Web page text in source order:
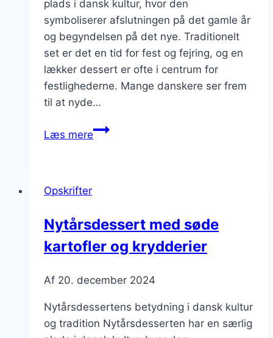
plads i dansk kultur, hvor den
symboliserer afslutningen på det gamle år
og begyndelsen på det nye. Traditionelt
set er det en tid for fest og fejring, og en
lækker dessert er ofte i centrum for
festlighederne. Mange danskere ser frem
til at nyde…
Læs mereNytårsdessert
Opskrifter
Nytårsdessert med søde
kartofler og krydderier
Af 20. december 2024
Nytårsdessertens betydning i dansk kultur
og tradition Nytårsdesserten har en særlig